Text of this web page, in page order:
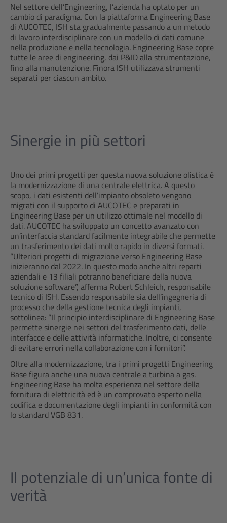
Nel settore dell’Engineering, l’azienda ha optato per un
cambio di paradigma. Con la piattaforma Engineering Base
di AUCOTEC, ISH sta gradualmente passando a un metodo
di lavoro interdisciplinare con un modello di dati comune
nella produzione e nella tecnologia. Engineering Base copre
tutte le aree di engineering, dai P&ID alla strumentazione,
fino alla manutenzione. Finora ISH utilizzava strumenti
separati per ciascun ambito.
Sinergie in più settori
Uno dei primi progetti per questa nuova soluzione olistica è
la modernizzazione di una centrale elettrica. A questo
scopo, i dati esistenti dell’impianto obsoleto vengono
migrati con il supporto di AUCOTEC e preparati in
Engineering Base per un utilizzo ottimale nel modello di
dati. AUCOTEC ha sviluppato un concetto avanzato con
un’interfaccia standard facilmente integrabile che permette
un trasferimento dei dati molto rapido in diversi formati.
“Ulteriori progetti di migrazione verso Engineering Base
inizieranno dal 2022. In questo modo anche altri reparti
aziendali e 13 filiali potranno beneficiare della nuova
soluzione software”, afferma Robert Schleich, responsabile
tecnico di ISH. Essendo responsabile sia dell’ingegneria di
processo che della gestione tecnica degli impianti,
sottolinea: “Il principio interdisciplinare di Engineering Base
permette sinergie nei settori del trasferimento dati, delle
interfacce e delle attività informatiche. Inoltre, ci consente
di evitare errori nella collaborazione con i fornitori”.
Oltre alla modernizzazione, tra i primi progetti Engineering
Base figura anche una nuova centrale a turbina a gas.
Engineering Base ha molta esperienza nel settore della
fornitura di elettricità ed è un comprovato esperto nella
codifica e documentazione degli impianti in conformità con
lo standard VGB 831.
Il potenziale di un’unica fonte di
verità